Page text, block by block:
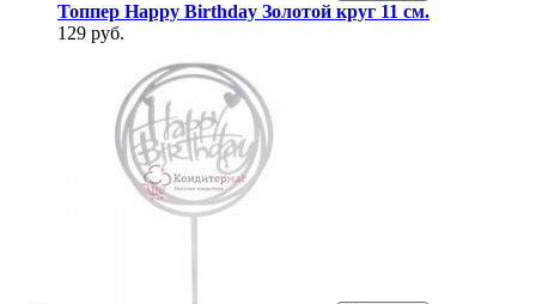
Топпер Happy Birthday Золотой круг 11 см.
129 руб.